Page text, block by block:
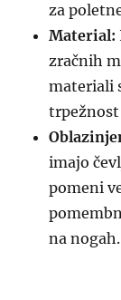
za
Material:
zračnih
materiali
imajo
pomeni
na nogah.